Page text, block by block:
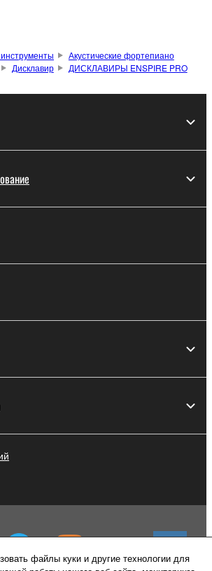
Акустические фортепиано
Дисклавир ДИСКЛАВИРЫ ENSPIRE PRO
файлы куки и другие технологии для